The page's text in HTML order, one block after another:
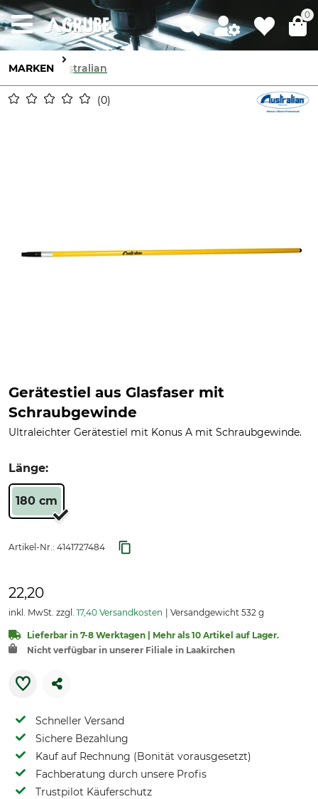
0
MARKEN Australian
0
Gerätestiel aus Glasfaser mit
Schraubgewinde
Ultraleichter Gerätestiel mit Konus A mit Schraubgewinde.
Länge:
180 cm
Artikel-Nr.: 4141727484
22,20
inkl. MwSt. zzgl. 17,40 Versandkosten Versandgewicht 532 g
Lieferbar in 7-8 Werktagen | Mehr als 10 Artikel auf Lager.
Nicht verfügbar in unserer Filiale in Laakirchen
Schneller Versand
Sichere Bezahlung
Kauf auf Rechnung (Bonität vorausgesetzt)
Fachberatung durch unsere Profis
Trustpilot Käuferschutz